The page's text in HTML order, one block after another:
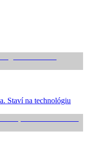
Staví na technológiu